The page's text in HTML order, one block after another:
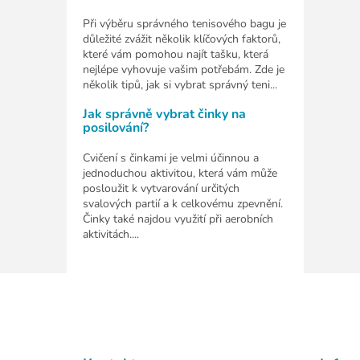
Při výběru správného tenisového bagu je
důležité zvážit několik klíčových faktorů,
které vám pomohou najít tašku, která
nejlépe vyhovuje vašim potřebám. Zde je
několik tipů, jak si vybrat správný teni...
Jak správně vybrat činky na
posilování?
Cvičení s činkami je velmi účinnou a
jednoduchou aktivitou, která vám může
posloužit k vytvarování určitých
svalových partií a k celkovému zpevnění.
Činky také najdou využití při aerobních
aktivitách....